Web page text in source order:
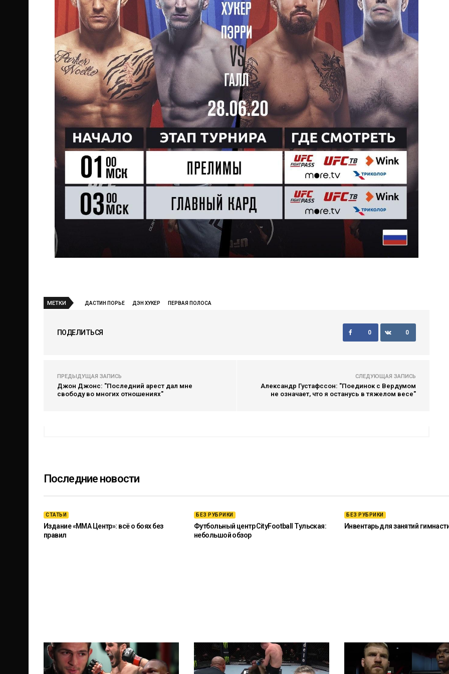
МЕТКИ ДАСТИН ПОРЬЕ ДЭН ХУКЕР ПЕРВАЯ ПОЛОСА
ПОДЕЛИТЬСЯ 0 0
ПРЕДЫДУЩАЯ ЗАПИСЬ
Джон Джонс: "Последний арест дал мне
свободу во многих отношениях"
СЛЕДУЮЩАЯ ЗАПИСЬ
Александр Густафссон: "Поединок с Вердумом
не означает, что я останусь в тяжелом весе"
Последние новости
СТАТЬИ
Издание «ММА Центр»: всё о боях без
правил
БЕЗ РУБРИКИ
Футбольный центр CityFootball Тульская:
небольшой обзор
БЕЗ РУБРИКИ
Инвентарь для занятий